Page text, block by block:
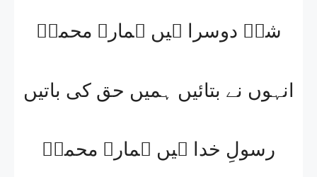
شہِ دوسرا ہیں ہمارے محمدؐ
انہوں نے بتائیں ہمیں حق کی باتیں
رسولِ خدا ہیں ہمارے محمدؐ